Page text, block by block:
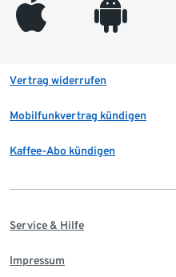
appleinc android
Vertrag widerrufen
Mobilfunkvertrag kündigen
Kaffee-Abo kündigen
Service & Hilfe
Impressum